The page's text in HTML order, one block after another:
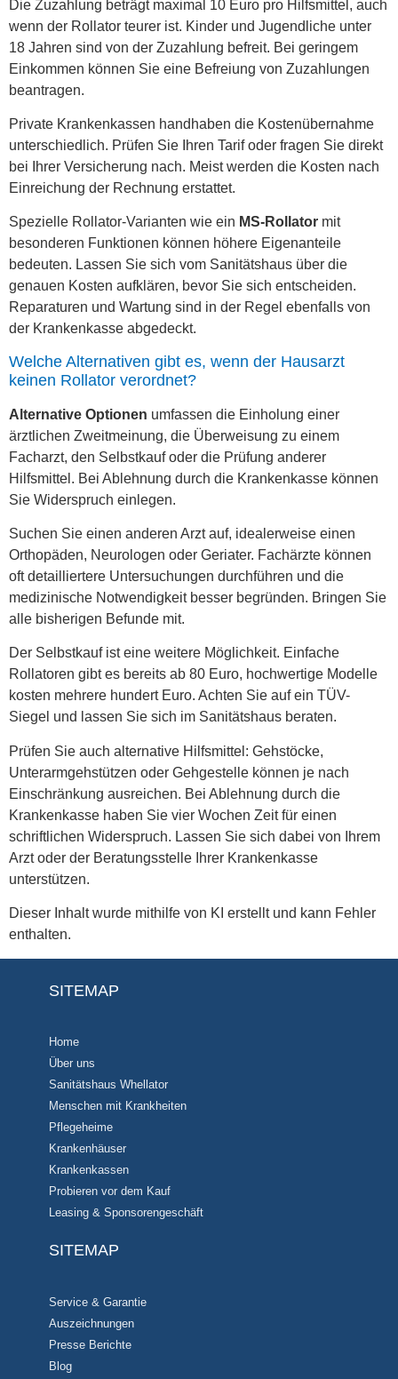
Die Zuzahlung beträgt maximal 10 Euro pro Hilfsmittel, auch
wenn der Rollator teurer ist. Kinder und Jugendliche unter
18 Jahren sind von der Zuzahlung befreit. Bei geringem
Einkommen können Sie eine Befreiung von Zuzahlungen
beantragen.
Private Krankenkassen handhaben die Kostenübernahme
unterschiedlich. Prüfen Sie Ihren Tarif oder fragen Sie direkt
bei Ihrer Versicherung nach. Meist werden die Kosten nach
Einreichung der Rechnung erstattet.
Spezielle Rollator-Varianten wie ein MS-Rollator mit
besonderen Funktionen können höhere Eigenanteile
bedeuten. Lassen Sie sich vom Sanitätshaus über die
genauen Kosten aufklären, bevor Sie sich entscheiden.
Reparaturen und Wartung sind in der Regel ebenfalls von
der Krankenkasse abgedeckt.
Welche Alternativen gibt es, wenn der Hausarzt
keinen Rollator verordnet?
Alternative Optionen umfassen die Einholung einer
ärztlichen Zweitmeinung, die Überweisung zu einem
Facharzt, den Selbstkauf oder die Prüfung anderer
Hilfsmittel. Bei Ablehnung durch die Krankenkasse können
Sie Widerspruch einlegen.
Suchen Sie einen anderen Arzt auf, idealerweise einen
Orthopäden, Neurologen oder Geriater. Fachärzte können
oft detailliertere Untersuchungen durchführen und die
medizinische Notwendigkeit besser begründen. Bringen Sie
alle bisherigen Befunde mit.
Der Selbstkauf ist eine weitere Möglichkeit. Einfache
Rollatoren gibt es bereits ab 80 Euro, hochwertige Modelle
kosten mehrere hundert Euro. Achten Sie auf ein TÜV-
Siegel und lassen Sie sich im Sanitätshaus beraten.
Prüfen Sie auch alternative Hilfsmittel: Gehstöcke,
Unterarmgehstützen oder Gehgestelle können je nach
Einschränkung ausreichen. Bei Ablehnung durch die
Krankenkasse haben Sie vier Wochen Zeit für einen
schriftlichen Widerspruch. Lassen Sie sich dabei von Ihrem
Arzt oder der Beratungsstelle Ihrer Krankenkasse
unterstützen.
Dieser Inhalt wurde mithilfe von KI erstellt und kann Fehler
enthalten.
SITEMAP
Home
Über uns
Sanitätshaus Whellator
Menschen mit Krankheiten
Pflegeheime
Krankenhäuser
Krankenkassen
Probieren vor dem Kauf
Leasing & Sponsorengeschäft
SITEMAP
Service & Garantie
Auszeichnungen
Presse Berichte
Blog